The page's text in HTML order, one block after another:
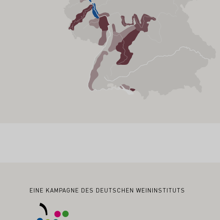
Fußbereich
EINE KAMPAGNE DES DEUTSCHEN WEININSTITUTS